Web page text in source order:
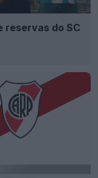
reservas do SC